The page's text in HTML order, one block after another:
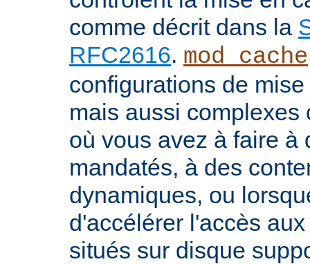
comme décrit dans la
RFC2616. mod_cache
configurations de
mais aussi complexes
où vous avez à faire à
mandatés, à des
dynamiques, ou
d'accélérer l'accès
situés sur disque